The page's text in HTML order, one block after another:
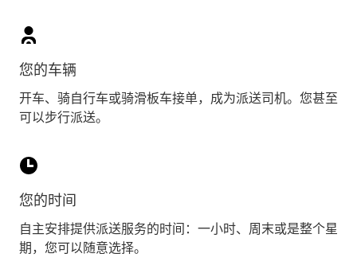
您的车辆
开车、骑自行车或骑滑板车接单，成为派送司机。您甚至
可以步行派送。
您的时间
自主安排提供派送服务的时间：一小时、周末或是整个星
期，您可以随意选择。